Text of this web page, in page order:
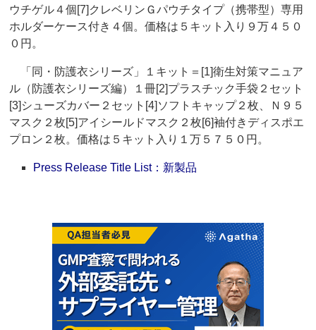
ウチゲル４個[7]クレベリンＧパウチタイプ（携帯型）専用
ホルダーケース付き４個。価格は５キット入り９万４５０
０円。
「同・防護衣シリーズ」１キット＝[1]衛生対策マニュア
ル（防護衣シリーズ編）１冊[2]プラスチック手袋２セット
[3]シューズカバー２セット[4]ソフトキャップ２枚、Ｎ９５
マスク２枚[5]アイシールドマスク２枚[6]袖付きディスポエ
プロン２枚。価格は５キット入り１万５７５０円。
Press Release Title List：新製品